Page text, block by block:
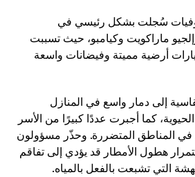
سُجلت بشكل رئيسي في
ماراكويت وكيامبو، حيث تسببت
أرضية مميتة وفيضانات واسعة
إلى دمار واسع في المنازل
كما أجبرت عددًا كبيرًا من الأسر
في المناطق المتضررة. وحذّر مسؤولون
هطول الأمطار قد يؤدي إلى تفاقم
التي تشبعت بالفعل بالمياه.